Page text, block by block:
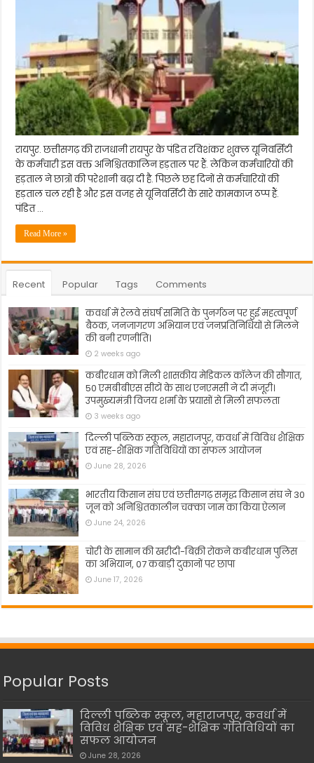
रायपुर. छत्तीसगढ़ की राजधानी रायपुर के पंडित रविशंकर शुक्ल यूनिवर्सिटी
के कर्मचारी इस वक्त अनिश्चितकालिन हड़ताल पर हैं. लेकिन कर्मचारियों की
हड़ताल ने छात्रों की परेशानी बढ़ा दी है. पिछले छह दिनों से कर्मचारियों की
हड़ताल चल रही है और इस वजह से यूनिवर्सिटी के सारे कामकाज ठप्प हैं.
पंडित …
Read More »
Recent Popular Tags Comments
कवर्धा में रेलवे संघर्ष समिति के पुनर्गठन पर हुई महत्वपूर्ण
बैठक, जनजागरण अभियान एवं जनप्रतिनिधियों से मिलने
की बनी रणनीति।
2 weeks ago
कबीरधाम को मिली शासकीय मेडिकल कॉलेज की सौगात,
50 एमबीबीएस सीटों के साथ एनएमसी ने दी मंजूरी।
उपमुख्यमंत्री विजय शर्मा के प्रयासों से मिली सफलता
3 weeks ago
दिल्ली पब्लिक स्कूल, महाराजपुर, कवर्धा में विविध शैक्षिक
एवं सह-शैक्षिक गतिविधियों का सफल आयोजन
June 28, 2026
भारतीय किसान संघ एवं छत्तीसगढ़ समृद्ध किसान संघ ने 30
जून को अनिश्चितकालीन चक्का जाम का किया ऐलान
June 24, 2026
चोरी के सामान की खरीदी-बिक्री रोकने कबीरधाम पुलिस
का अभियान, 07 कबाड़ी दुकानों पर छापा
June 17, 2026
Popular Posts
दिल्ली पब्लिक स्कूल, महाराजपुर, कवर्धा में
विविध शैक्षिक एवं सह-शैक्षिक गतिविधियों का
सफल आयोजन
June 28, 2026